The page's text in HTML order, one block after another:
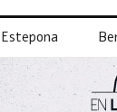
Estepona